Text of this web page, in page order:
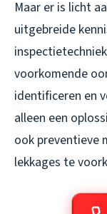
Maar er is licht
uitgebreide
voorkomende
identificeren en
alleen een
ook preventieve
lekkages te